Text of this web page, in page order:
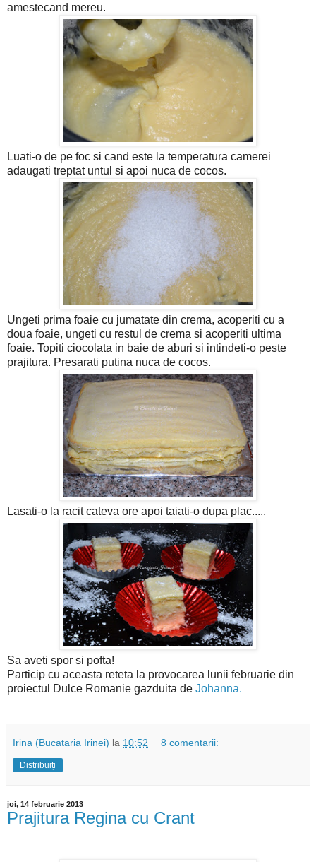
amestecand mereu.
Luati-o de pe foc si cand este la temperatura camerei
adaugati treptat untul si apoi nuca de cocos.
Ungeti prima foaie cu jumatate din crema, acoperiti cu a
doua foaie, ungeti cu restul de crema si acoperiti ultima
foaie. Topiti ciocolata in baie de aburi si intindeti-o peste
prajitura. Presarati putina nuca de cocos.
Lasati-o la racit cateva ore apoi taiati-o dupa plac.....
Sa aveti spor si pofta!
Particip cu aceasta reteta la provocarea lunii februarie din
proiectul Dulce Romanie gazduita de Johanna.
Irina (Bucataria Irinei) la 10:52 8 comentarii:
Distribuiți
joi, 14 februarie 2013
Prajitura Regina cu Crant